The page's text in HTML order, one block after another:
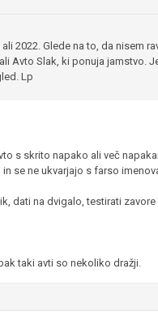
2022. Glede na to, da nisem
Avto Slak, ki ponuja jamstvo.
Lp
s skrito napako ali več
se ne ukvarjajo s farso
dati na dvigalo, testirati
taki avti so nekoliko dražji.